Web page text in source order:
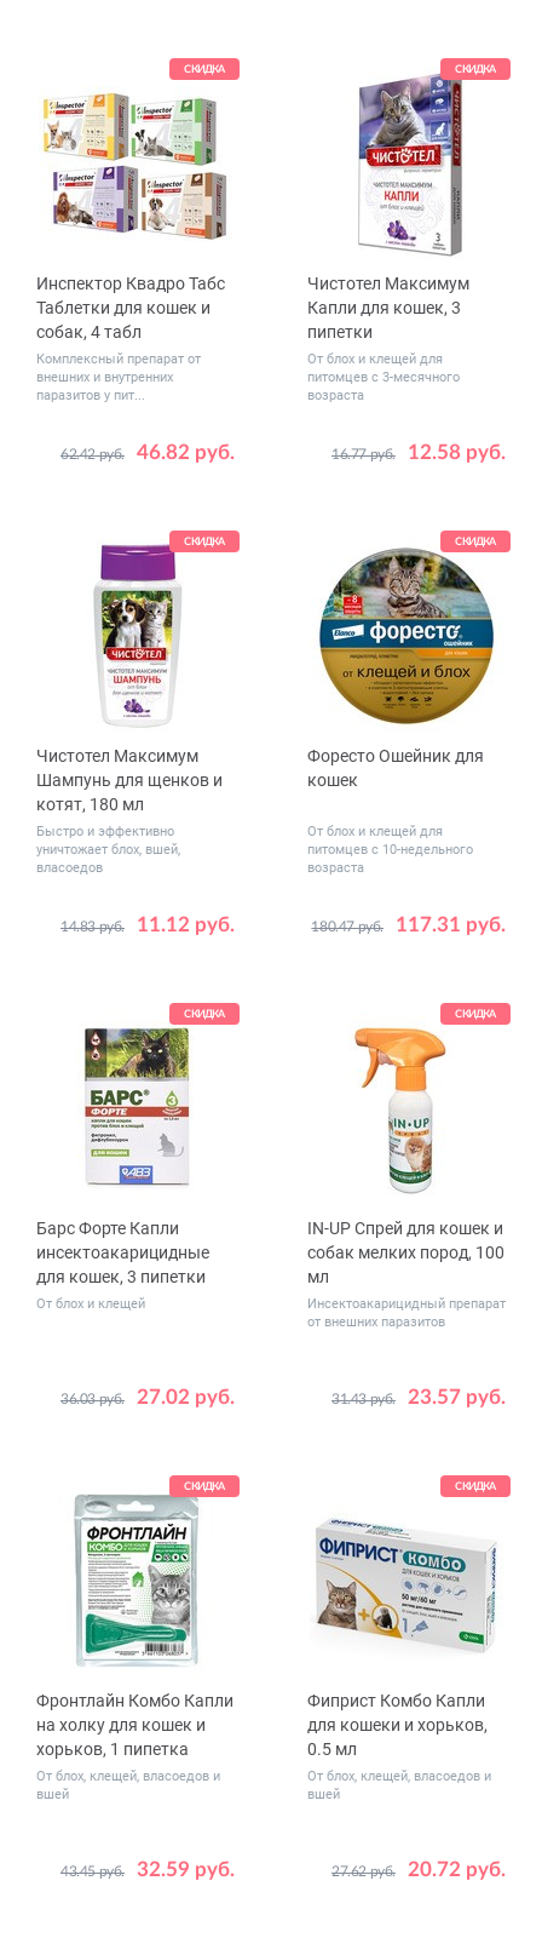
СКИДКА
Инспектор Квадро Табс
Таблетки для кошек и
собак, 4 табл
Комплексный препарат от
внешних и внутренних
паразитов у пит...
46.82 руб.
62.42 руб.
Вес
от 0.5 до 2
от 8 до 16
более 16
СКИДКА
Чистотел Максимум
Капли для кошек, 3
пипетки
От блох и клещей для
питомцев с 3-месячного
возраста
12.58 руб.
16.77 руб.
СКИДКА
Чистотел Максимум
Шампунь для щенков и
котят, 180 мл
Быстро и эффективно
уничтожает блох, вшей,
власоедов
11.12 руб.
14.83 руб.
СКИДКА
Форесто Ошейник для
кошек
От блох и клещей для
питомцев с 10-недельного
возраста
117.31 руб.
180.47 руб.
СКИДКА
Барс Форте Капли
инсектоакарицидные
для кошек, 3 пипетки
От блох и клещей
27.02 руб.
36.03 руб.
СКИДКА
IN-UP Спрей для кошек и
собак мелких пород, 100
мл
Инсектоакарицидный препарат
от внешних паразитов
23.57 руб.
31.43 руб.
СКИДКА
Фронтлайн Комбо Капли
на холку для кошек и
хорьков, 1 пипетка
От блох, клещей, власоедов и
вшей
32.59 руб.
43.45 руб.
СКИДКА
Фиприст Комбо Капли
для кошеки и хорьков,
0.5 мл
От блох, клещей, власоедов и
вшей
20.72 руб.
27.62 руб.